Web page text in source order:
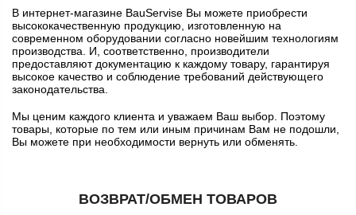
В интернет-магазине BauServise Вы можете приобрести
высококачественную продукцию, изготовленную на
современном оборудовании согласно новейшим технологиям
производства. И, соответственно, производители
предоставляют документацию к каждому товару, гарантируя
высокое качество и соблюдение требований действующего
законодательства.
Мы ценим каждого клиента и уважаем Ваш выбор. Поэтому
товары, которые по тем или иным причинам Вам не подошли,
Вы можете при необходимости вернуть или обменять.
ВОЗВРАТ/ОБМЕН ТОВАРОВ